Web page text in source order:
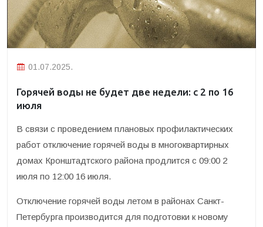
01.07.2025.
Горячей воды не будет две недели: с 2 по 16
июля
В связи с проведением плановых профилактических
работ отключение горячей воды в многоквартирных
домах Кронштадтского района продлится с 09:00 2
июля по 12:00 16 июля.
Отключение горячей воды летом в районах Санкт-
Петербурга производится для подготовки к новому